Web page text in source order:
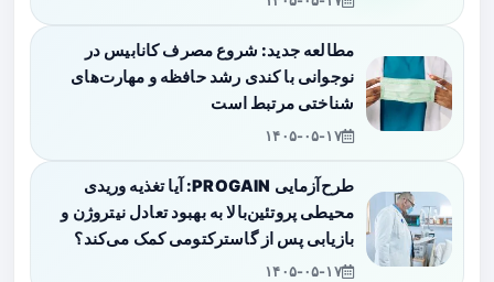
مطالعه جدید: شروع مصرف کانابیس در
نوجوانی با کندی رشد حافظه و مهارت‌های
شناختی مرتبط است
۱۴۰۵-۰۵-۱۷
طرح‌آزمایی PROGAIN: آیا تغذیه وریدی
محیطی پروتئین‌بالا به بهبود تعادل نیتروژن و
بازیابی پس از گاسترکتومی کمک می‌کند؟
۱۴۰۵-۰۵-۱۷